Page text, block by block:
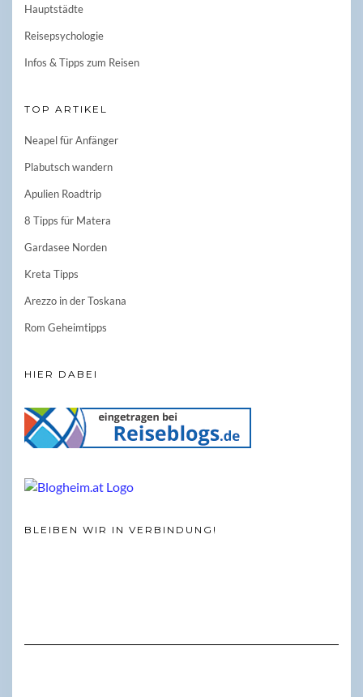
Hauptstädte
Reisepsychologie
Infos & Tipps zum Reisen
TOP ARTIKEL
Neapel für Anfänger
Plabutsch wandern
Apulien Roadtrip
8 Tipps für Matera
Gardasee Norden
Kreta Tipps
Arezzo in der Toskana
Rom Geheimtipps
HIER DABEI
BLEIBEN WIR IN VERBINDUNG!